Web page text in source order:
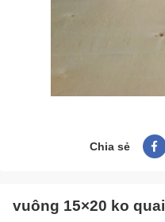
Chia sẻ
vuông 15×20 ko quai